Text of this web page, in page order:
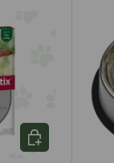
Scegli opzioni